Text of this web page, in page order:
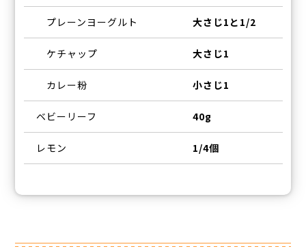
プレーンヨーグルト 大さじ1と1/2
ケチャップ 大さじ1
カレー粉 小さじ1
ベビーリーフ 40g
レモン 1/4個